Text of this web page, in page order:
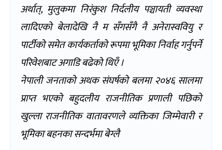
अर्थात्, मुलुकमा निरंकुश निर्दलीय पञ्चायती व्यवस्था
लादिएको बेलादेखि नै म सँगसँगै नै अनेरास्ववियु र
पार्टीको समेत कार्यकर्ताको रूपमा भूमिका निर्वाह गर्नुपर्ने
परिवेशबाट अगाडि बढेको थिएँ ।
नेपाली जनताको अथक संघर्षको बलमा २०४६ सालमा
प्राप्त भएको बहुदलीय राजनीतिक प्रणाली पछिको
खुल्ला राजनीतिक वातावरणले व्यक्तिका जिम्मेवारी र
भूमिका बहनका सन्दर्भमा बेग्लै